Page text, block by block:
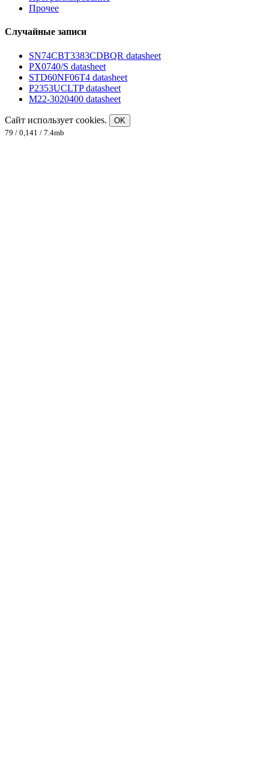
Прочее
Случайные записи
SN74CBT3383CDBQR datasheet
PX0740/S datasheet
STD60NF06T4 datasheet
P2353UCLTP datasheet
M22-3020400 datasheet
Сайт использует cookies.
OK
79 / 0,141 / 7.4mb